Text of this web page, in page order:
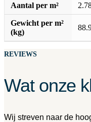
Aantal per m²
Gewicht per m²
(kg)
REVIEWS
Wat onze
Wij streven naar de